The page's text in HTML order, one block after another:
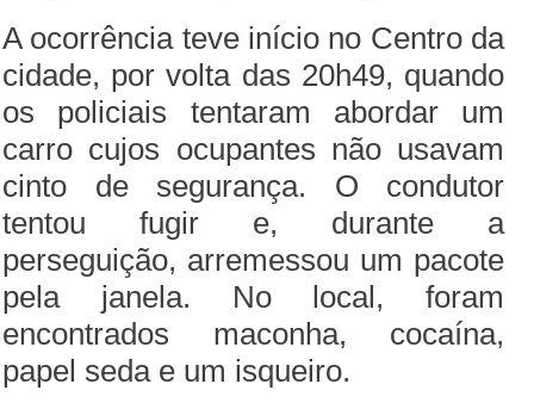
A ocorrência teve início no Centro da
cidade, por volta das 20h49, quando
os policiais tentaram abordar um
carro cujos ocupantes não usavam
cinto de segurança. O condutor
tentou fugir e, durante a
perseguição, arremessou um pacote
pela janela. No local, foram
encontrados maconha, cocaína,
papel seda e um isqueiro.